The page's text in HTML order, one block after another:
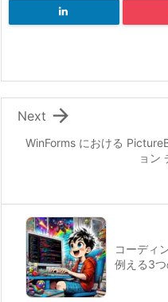
WinForms における
ョン

Next
コーディ
例える3